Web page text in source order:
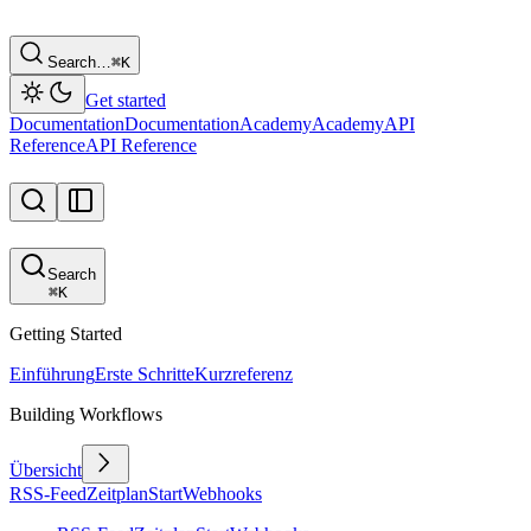
Search…⌘K
Get started
DocumentationDocumentationAcademyAcademyAPI
ReferenceAPI Reference
Search
⌘K
Getting Started
EinführungErste SchritteKurzreferenz
Building Workflows
Übersicht
RSS-FeedZeitplanStartWebhooks